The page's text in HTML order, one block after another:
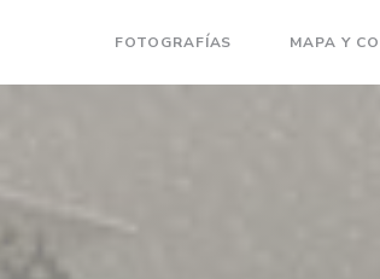
FOTOGRAFÍAS MAPA Y